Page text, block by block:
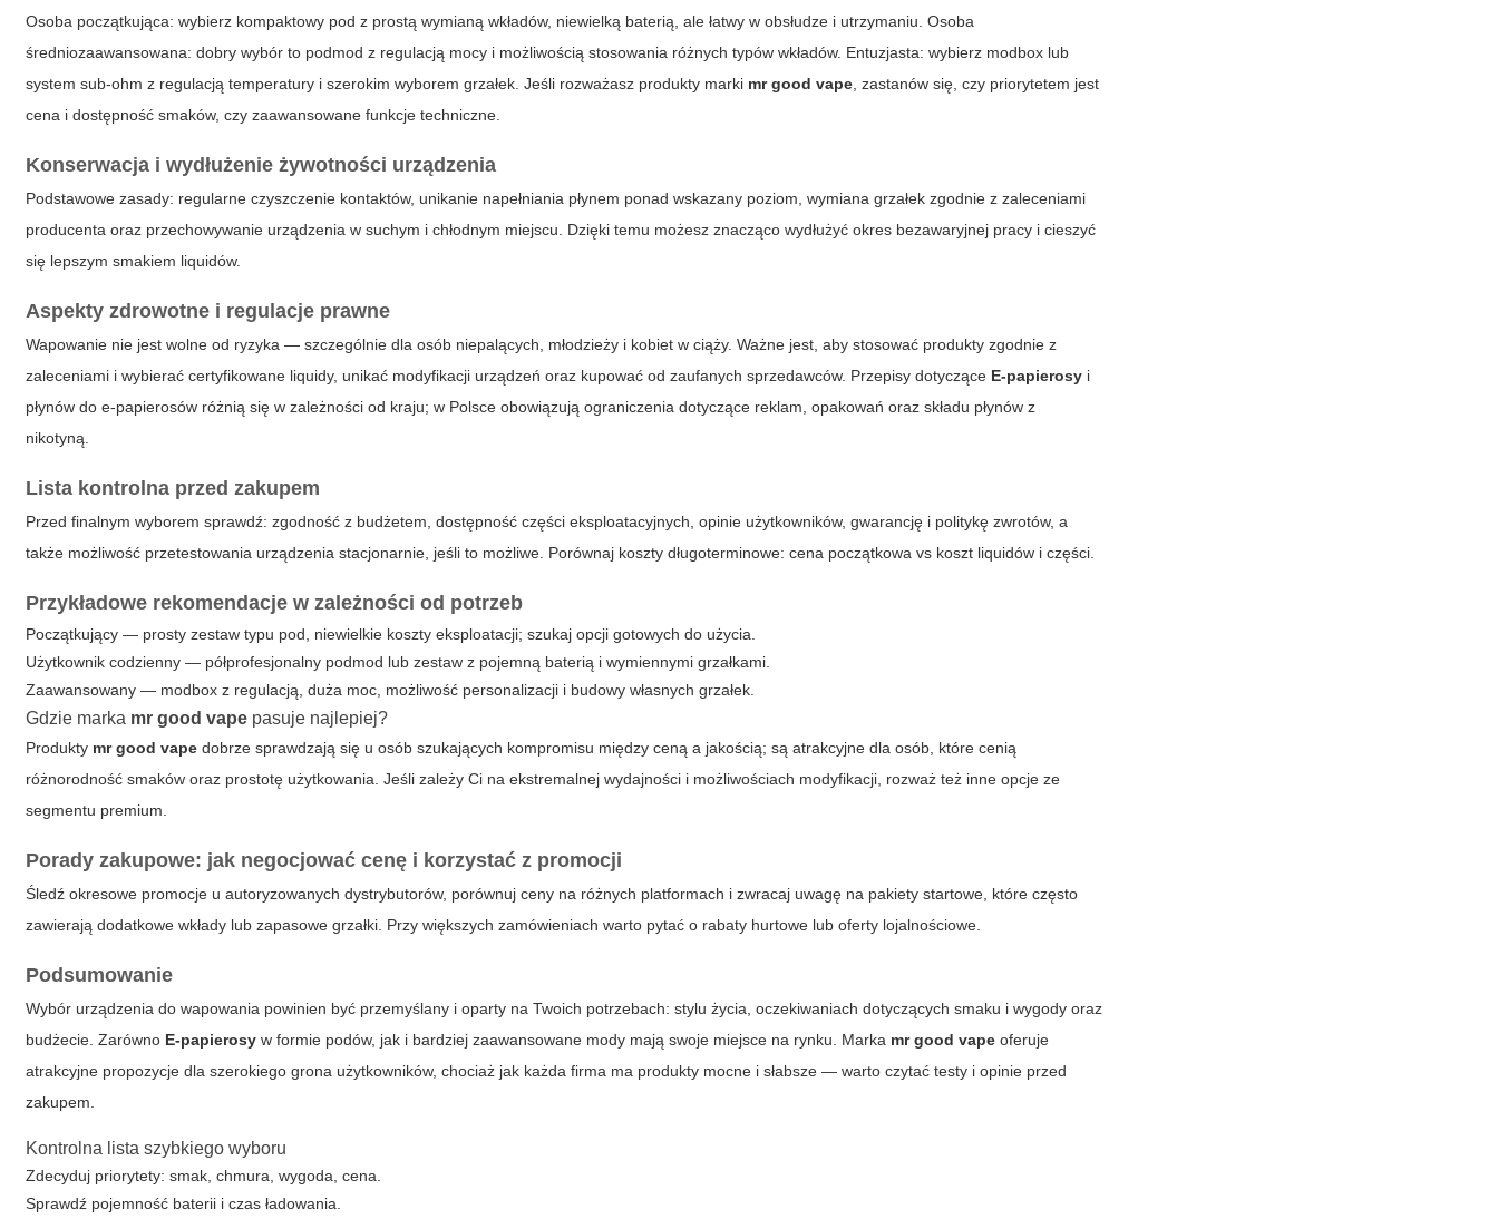
Osoba początkująca: wybierz kompaktowy pod z prostą wymianą wkładów, niewielką baterią, ale łatwy w obsłudze i utrzymaniu. Osoba
średniozaawansowana: dobry wybór to podmod z regulacją mocy i możliwością stosowania różnych typów wkładów. Entuzjasta: wybierz modbox lub
system sub-ohm z regulacją temperatury i szerokim wyborem grzałek. Jeśli rozważasz produkty marki mr good vape , zastanów się, czy priorytetem jest
cena i dostępność smaków, czy zaawansowane funkcje techniczne.
Konserwacja i wydłużenie żywotności urządzenia
Podstawowe zasady: regularne czyszczenie kontaktów, unikanie napełniania płynem ponad wskazany poziom, wymiana grzałek zgodnie z zaleceniami
producenta oraz przechowywanie urządzenia w suchym i chłodnym miejscu. Dzięki temu możesz znacząco wydłużyć okres bezawaryjnej pracy i cieszyć
się lepszym smakiem liquidów.
Aspekty zdrowotne i regulacje prawne
Wapowanie nie jest wolne od ryzyka — szczególnie dla osób niepalących, młodzieży i kobiet w ciąży. Ważne jest, aby stosować produkty zgodnie z
zaleceniami i wybierać certyfikowane liquidy, unikać modyfikacji urządzeń oraz kupować od zaufanych sprzedawców. Przepisy dotyczące E-papierosy i
płynów do e-papierosów różnią się w zależności od kraju; w Polsce obowiązują ograniczenia dotyczące reklam, opakowań oraz składu płynów z
nikotyną.
Lista kontrolna przed zakupem
Przed finalnym wyborem sprawdź: zgodność z budżetem, dostępność części eksploatacyjnych, opinie użytkowników, gwarancję i politykę zwrotów, a
także możliwość przetestowania urządzenia stacjonarnie, jeśli to możliwe. Porównaj koszty długoterminowe: cena początkowa vs koszt liquidów i części.
Przykładowe rekomendacje w zależności od potrzeb
Początkujący — prosty zestaw typu pod, niewielkie koszty eksploatacji; szukaj opcji gotowych do użycia.
Użytkownik codzienny — półprofesjonalny podmod lub zestaw z pojemną baterią i wymiennymi grzałkami.
Zaawansowany — modbox z regulacją, duża moc, możliwość personalizacji i budowy własnych grzałek.
Gdzie marka mr good vape pasuje najlepiej?
Produkty mr good vape dobrze sprawdzają się u osób szukających kompromisu między ceną a jakością; są atrakcyjne dla osób, które cenią
różnorodność smaków oraz prostotę użytkowania. Jeśli zależy Ci na ekstremalnej wydajności i możliwościach modyfikacji, rozważ też inne opcje ze
segmentu premium.
Porady zakupowe: jak negocjować cenę i korzystać z promocji
Śledź okresowe promocje u autoryzowanych dystrybutorów, porównuj ceny na różnych platformach i zwracaj uwagę na pakiety startowe, które często
zawierają dodatkowe wkłady lub zapasowe grzałki. Przy większych zamówieniach warto pytać o rabaty hurtowe lub oferty lojalnościowe.
Podsumowanie
Wybór urządzenia do wapowania powinien być przemyślany i oparty na Twoich potrzebach: stylu życia, oczekiwaniach dotyczących smaku i wygody oraz
budżecie. Zarówno E-papierosy w formie podów, jak i bardziej zaawansowane mody mają swoje miejsce na rynku. Marka mr good vape oferuje
atrakcyjne propozycje dla szerokiego grona użytkowników, chociaż jak każda firma ma produkty mocne i słabsze — warto czytać testy i opinie przed
zakupem.
Kontrolna lista szybkiego wyboru
Zdecyduj priorytety: smak, chmura, wygoda, cena.
Sprawdź pojemność baterii i czas ładowania.